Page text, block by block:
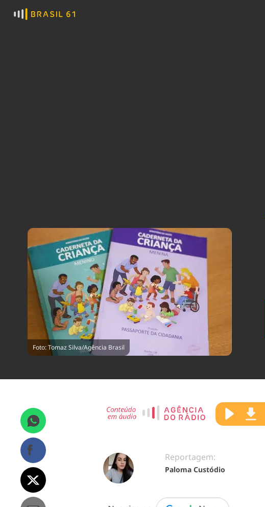
Foto: Tomaz Silva/Agência Brasil
Reportagem:
Paloma Custódio